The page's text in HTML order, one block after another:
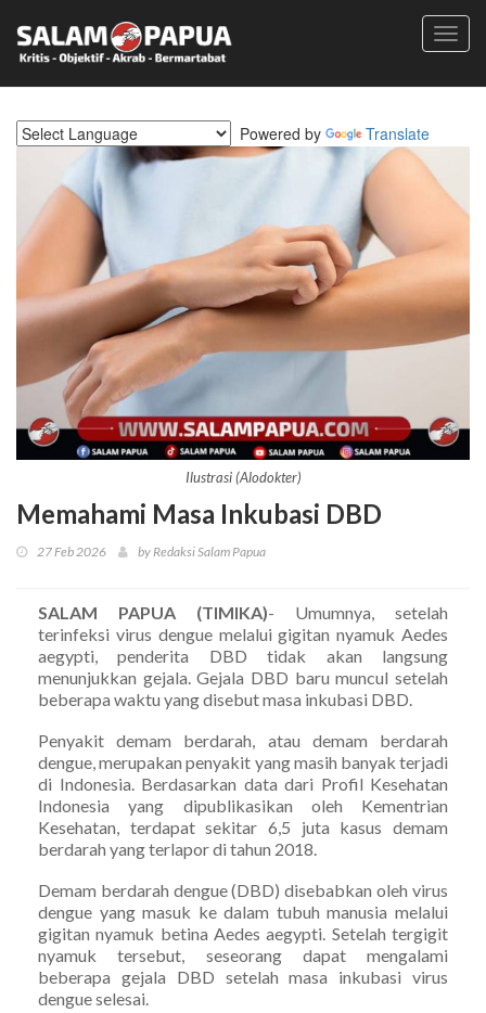
Powered by Translate
Ilustrasi (Alodokter)
Memahami Masa Inkubasi DBD
27 Feb 2026 by Redaksi Salam Papua
SALAM PAPUA (TIMIKA)- Umumnya, setelah
terinfeksi virus dengue melalui gigitan nyamuk Aedes
aegypti, penderita DBD tidak akan langsung
menunjukkan gejala. Gejala DBD baru muncul setelah
beberapa waktu yang disebut masa inkubasi DBD.
Penyakit demam berdarah, atau demam berdarah
dengue, merupakan penyakit yang masih banyak terjadi
di Indonesia. Berdasarkan data dari Profil Kesehatan
Indonesia yang dipublikasikan oleh Kementrian
Kesehatan, terdapat sekitar 6,5 juta kasus demam
berdarah yang terlapor di tahun 2018.
Demam berdarah dengue (DBD) disebabkan oleh virus
dengue yang masuk ke dalam tubuh manusia melalui
gigitan nyamuk betina Aedes aegypti. Setelah tergigit
nyamuk tersebut, seseorang dapat mengalami
beberapa gejala DBD setelah masa inkubasi virus
dengue selesai.